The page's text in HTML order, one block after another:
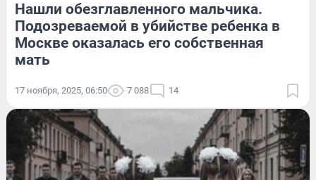
Нашли обезглавленного мальчика.
Подозреваемой в убийстве ребенка в
Москве оказалась его собственная
мать
17 ноября, 2025, 06:50 7 088 14